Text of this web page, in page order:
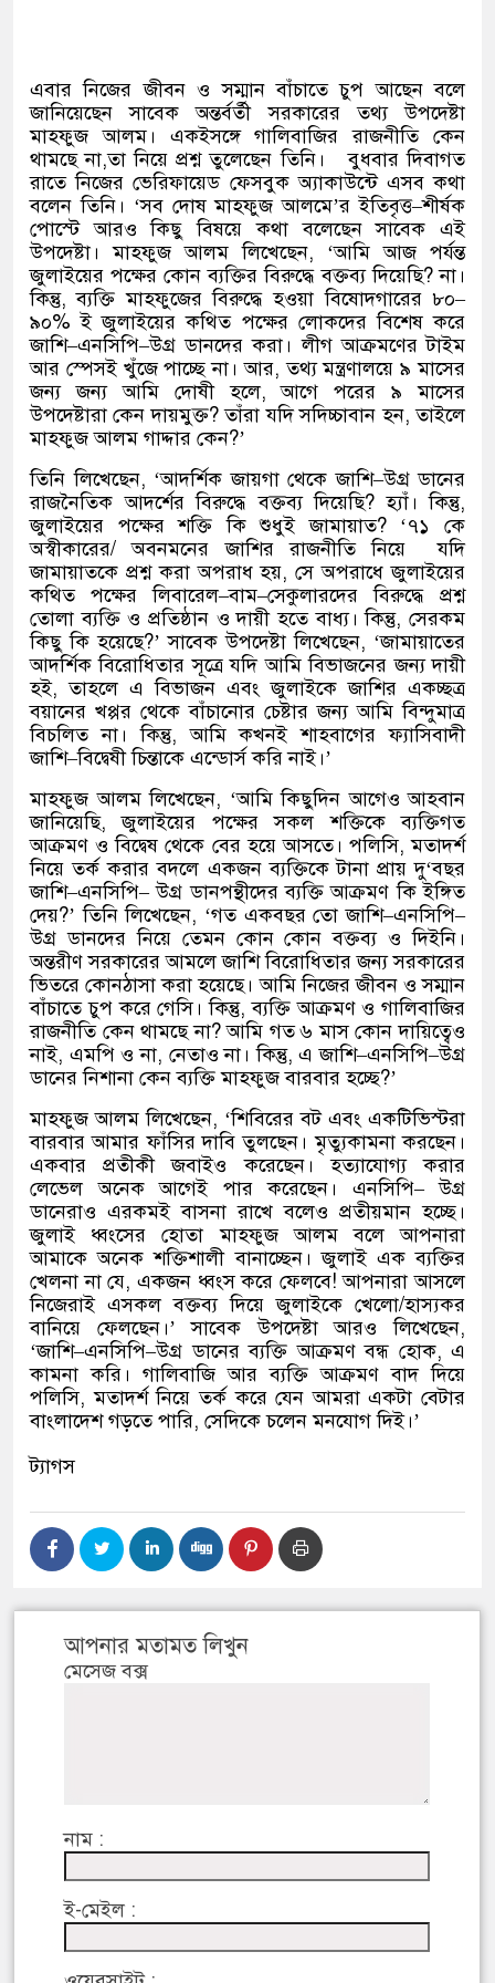
এবার নিজের জীবন ও সম্মান বাঁচাতে চুপ আছেন বলে
জানিয়েছেন সাবেক অন্তর্বর্তী সরকারের তথ্য উপদেষ্টা
মাহফুজ আলম। একইসঙ্গে গালিবাজির রাজনীতি কেন
থামছে না,তা নিয়ে প্রশ্ন তুলেছেন তিনি।
বুধবার দিবাগত
রাতে নিজের ভেরিফায়েড ফেসবুক অ্যাকাউন্টে এসব কথা
বলেন তিনি। ‘সব দোষ মাহফুজ আলমে’র ইতিবৃত্ত–শীর্ষক
পোস্টে আরও কিছু বিষয়ে কথা বলেছেন সাবেক এই
উপদেষ্টা। মাহফুজ আলম লিখেছেন, ‘আমি আজ পর্যন্ত
জুলাইয়ের পক্ষের কোন ব্যক্তির বিরুদ্ধে বক্তব্য দিয়েছি?না।
কিন্তু,ব্যক্তি মাহফুজের বিরুদ্ধে হওয়া বিষোদগারের ৮০–
৯০%ই জুলাইয়ের কথিত পক্ষের লোকদের বিশেষ করে
জাশি–এনসিপি–উগ্র ডানদের করা। লীগ আক্রমণের টাইম
আর স্পেসই খুঁজে পাচ্ছে না। আর,তথ্য মন্ত্রণালয়ে ৯ মাসের
জন্য জন্য আমি দোষী হলে,আগে পরের ৯ মাসের
উপদেষ্টারা কেন দায়মুক্ত?তাঁরা যদি সদিচ্চাবান হন,তাইলে
মাহফুজ আলম গাদ্দার কেন?’
তিনি লিখেছেন, ‘আদর্শিক জায়গা থেকে জাশি–উগ্র ডানের
রাজনৈতিক আদর্শের বিরুদ্ধে বক্তব্য দিয়েছি?হ্যাঁ। কিন্তু,
জুলাইয়ের পক্ষের শক্তি কি শুধুই জামায়াত? ‘৭১ কে
অস্বীকারের/অবনমনের জাশির রাজনীতি নিয়ে
যদি
জামায়াতকে প্রশ্ন করা অপরাধ হয়,সে অপরাধে জুলাইয়ের
কথিত পক্ষের লিবারেল–বাম–সেকুলারদের বিরুদ্ধে প্রশ্ন
তোলা ব্যক্তি ও প্রতিষ্ঠান ও দায়ী হতে বাধ্য। কিন্তু,সেরকম
কিছু কি হয়েছে?’সাবেক উপদেষ্টা লিখেছেন, ‘জামায়াতের
আদর্শিক বিরোধিতার সূত্রে যদি আমি বিভাজনের জন্য দায়ী
হই,তাহলে এ বিভাজন এবং জুলাইকে জাশির একচ্ছত্র
বয়ানের খপ্পর থেকে বাঁচানোর চেষ্টার জন্য আমি বিন্দুমাত্র
বিচলিত না। কিন্তু,আমি কখনই শাহবাগের ফ্যাসিবাদী
জাশি–বিদ্বেষী চিন্তাকে এন্ডোর্স করি নাই।’
মাহফুজ আলম লিখেছেন, ‘আমি কিছুদিন আগেও আহবান
জানিয়েছি,জুলাইয়ের পক্ষের সকল শক্তিকে ব্যক্তিগত
আক্রমণ ও বিদ্বেষ থেকে বের হয়ে আসতে। পলিসি,মতাদর্শ
নিয়ে তর্ক করার বদলে একজন ব্যক্তিকে টানা প্রায় দু‘বছর
জাশি–এনসিপি–উগ্র ডানপন্থীদের ব্যক্তি আক্রমণ কি ইঙ্গিত
দেয়?’তিনি লিখেছেন, ‘গত একবছর তো জাশি–এনসিপি–
উগ্র ডানদের নিয়ে তেমন কোন কোন বক্তব্য ও দিইনি।
অন্তরীণ সরকারের আমলে জাশি বিরোধিতার জন্য সরকারের
ভিতরে কোনঠাসা করা হয়েছে। আমি নিজের জীবন ও সম্মান
বাঁচাতে চুপ করে গেসি। কিন্তু,ব্যক্তি আক্রমণ ও গালিবাজির
রাজনীতি কেন থামছে না?আমি গত ৬ মাস কোন দায়িত্বেও
নাই, এমপি ও না, নেতাও না। কিন্তু,এ জাশি–এনসিপি–উগ্র
ডানের নিশানা কেন ব্যক্তি মাহফুজ বারবার হচ্ছে?’
মাহফুজ আলম লিখেছেন, ‘শিবিরের বট এবং একটিভিস্টরা
বারবার আমার ফাঁসির দাবি তুলছেন। মৃত্যুকামনা করছেন।
একবার প্রতীকী জবাইও করেছেন। হত্যাযোগ্য করার
লেভেল অনেক আগেই পার করেছেন। এনসিপি–উগ্র
ডানেরাও এরকমই বাসনা রাখে বলেও প্রতীয়মান হচ্ছে।
জুলাই ধ্বংসের হোতা মাহফুজ আলম বলে আপনারা
আমাকে অনেক শক্তিশালী বানাচ্ছেন। জুলাই এক ব্যক্তির
খেলনা না যে, একজন ধ্বংস করে ফেলবে!আপনারা আসলে
নিজেরাই এসকল বক্তব্য দিয়ে জুলাইকে খেলো/হাস্যকর
বানিয়ে ফেলছেন।’সাবেক উপদেষ্টা আরও লিখেছেন,
‘জাশি–এনসিপি–উগ্র ডানের ব্যক্তি আক্রমণ বন্ধ হোক, এ
কামনা করি। গালিবাজি আর ব্যক্তি আক্রমণ বাদ দিয়ে
পলিসি,মতাদর্শ নিয়ে তর্ক করে যেন আমরা একটা বেটার
বাংলাদেশ গড়তে পারি, সেদিকে চলেন মনযোগ দিই।’
ট্যাগস
আপনার মতামত লিখুন
মেসেজ বক্স
নাম :
ই-মেইল :